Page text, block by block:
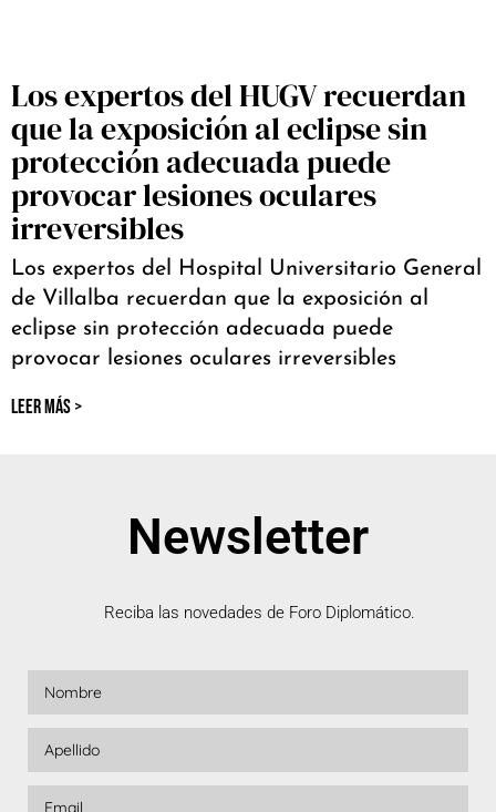
Los expertos del HUGV recuerdan
que la exposición al eclipse sin
protección adecuada puede
provocar lesiones oculares
irreversibles
Los expertos del Hospital Universitario General
de Villalba recuerdan que la exposición al
eclipse sin protección adecuada puede
provocar lesiones oculares irreversibles
LEER MÁS >
Newsletter
Reciba las novedades de Foro Diplomático.